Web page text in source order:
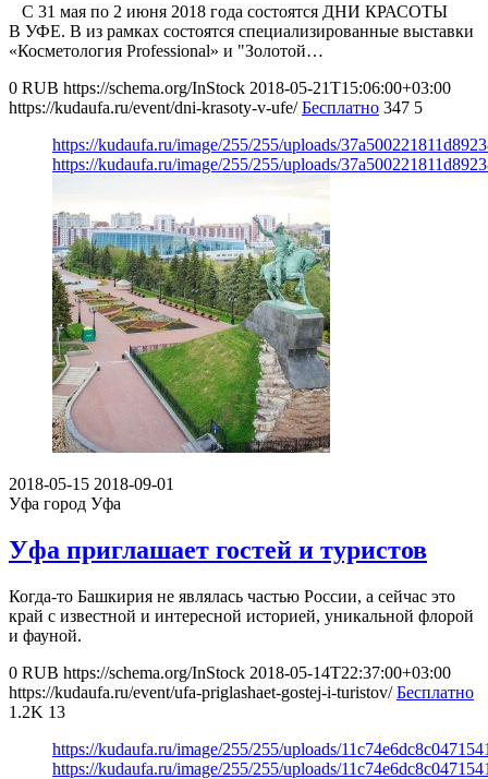
С 31 мая по 2 июня 2018 года состоятся ДНИ КРАСОТЫ
В УФЕ. В из рамках состоятся специализированные выставки
«Косметология Professional» и "Золотой…
0 RUB https://schema.org/InStock 2018-05-21T15:06:00+03:00
https://kudaufa.ru/event/dni-krasoty-v-ufe/ Бесплатно 347 5
https://kudaufa.ru/image/255/255/uploads/
https://kudaufa.ru/image/255/255/uploads/
2018-05-15 2018-09-01
Уфа город Уфа
Уфа приглашает гостей и туристов
Когда-то Башкирия не являлась частью России, а сейчас это
край с известной и интересной историей, уникальной флорой
и фауной.
0 RUB https://schema.org/InStock 2018-05-14T22:37:00+03:00
https://kudaufa.ru/event/ufa-priglashaet-gostej-i-turistov/ Бесплатно
1.2K 13
https://kudaufa.ru/image/255/255/uploads/
https://kudaufa.ru/image/255/255/uploads/